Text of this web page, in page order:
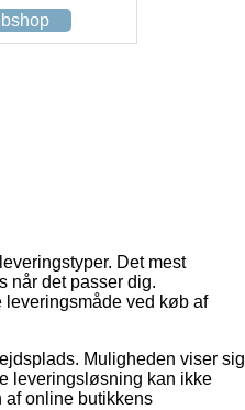
Det mest
når det passer dig.
leveringsmåde ved køb af
Muligheden viser sig
leveringsløsning kan ikke
online butikkens